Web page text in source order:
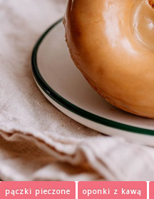
pączki pieczone oponki z kawą